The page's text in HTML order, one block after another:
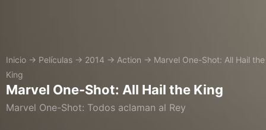
Inicio → Películas → 2014 → Action → Marvel One-Shot: All Hail the
King
Marvel One-Shot: All Hail the King
Marvel One-Shot: Todos aclaman al Rey